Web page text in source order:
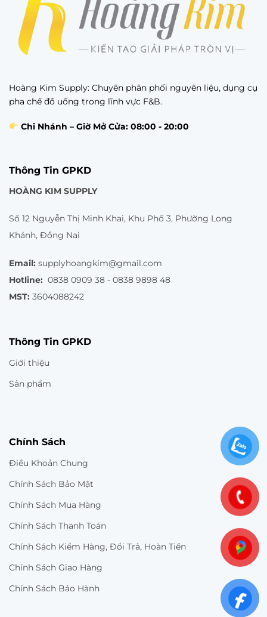
Hoàng Kim Supply: Chuyên phân phối nguyên liệu, dụng cụ
pha chế đồ uống trong lĩnh vực F&B.
Chi Nhánh – Giờ Mở Cửa: 08:00 - 20:00
Thông Tin GPKD
HOÀNG KIM SUPPLY
Số 12 Nguyễn Thị Minh Khai, Khu Phố 3, Phường Long
Khánh, Đồng Nai
Email: supplyhoangkim@gmail.com
Hotline: 0838 0909 38 - 0838 9898 48
MST: 3604088242
Thông Tin GPKD
Giới thiệu
Sản phẩm
Chính Sách
Điều Khoản Chung
Chính Sách Bảo Mật
Chính Sách Mua Hàng
Chính Sách Thanh Toán
Chính Sách Kiểm Hàng, Đổi Trả, Hoàn Tiền
Chính Sách Giao Hàng
Chính Sách Bảo Hành